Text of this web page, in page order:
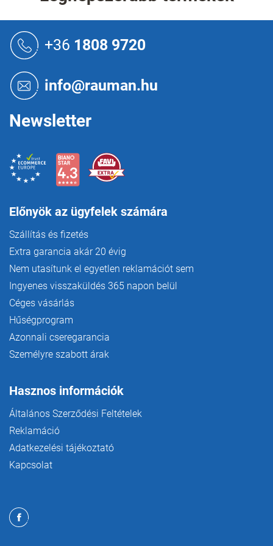
á
n
t
á
+36 1808 9720
info@rauman.hu
Newsletter
Előnyök az ügyfelek számára
Szállítás és fizetés
Extra garancia akár 20 évig
Nem utasítunk el egyetlen reklamációt sem
Ingyenes visszaküldés 365 napon belül
Céges vásárlás
Hűségprogram
Azonnali cseregarancia
Személyre szabott árak
Hasznos információk
Általános Szerződési Feltételek
Reklamáció
Adatkezelési tájékoztató
Kapcsolat